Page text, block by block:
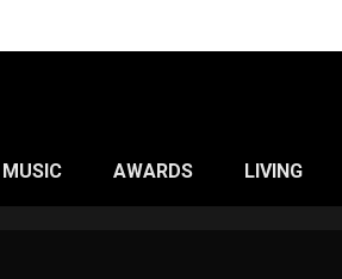
MUSIC AWARDS LIVING